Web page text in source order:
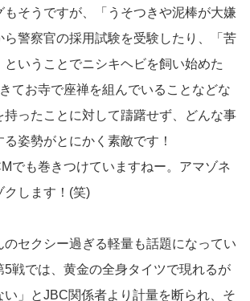
もそうですが、「うそつきや泥棒が大嫌
ら警察官の採用試験を受験したり、「苦
いうことでニシキヘビを飼い始めた
てお寺で座禅を組んでいることなどな
持ったことに対して躊躇せず、どんな事
姿勢がとにかく素敵です！
でも巻きつけていますねー。アマゾネ
クします！(笑)
のセクシー過ぎる軽量も話題になってい
5戦では、黄金の全身タイツで現れるが
い」とJBC関係者より計量を断られ、そ